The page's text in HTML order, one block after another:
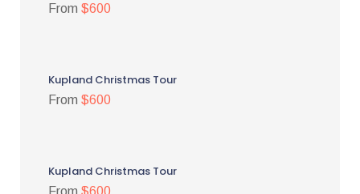
From $600
Kupland Christmas Tour
From $600
Kupland Christmas Tour
From $600